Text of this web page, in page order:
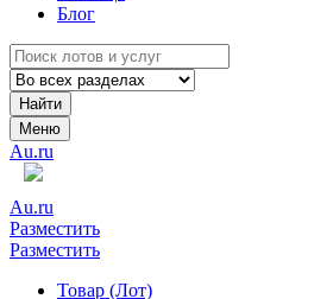
Блог
Найти
Меню
Au.ru
Au.ru
Разместить
Разместить
Товар (Лот)